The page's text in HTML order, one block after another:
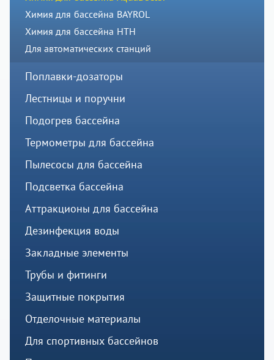
Химия для бассейна BAYROL
Химия для бассейна HTH
Для автоматических станций
Поплавки-дозаторы
Лестницы и поручни
Подогрев бассейна
Термометры для бассейна
Пылесосы для бассейна
Подсветка бассейна
Аттракционы для бассейна
Дезинфекция воды
Закладные элементы
Трубы и фитинги
Защитные покрытия
Отделочные материалы
Для спортивных бассейнов